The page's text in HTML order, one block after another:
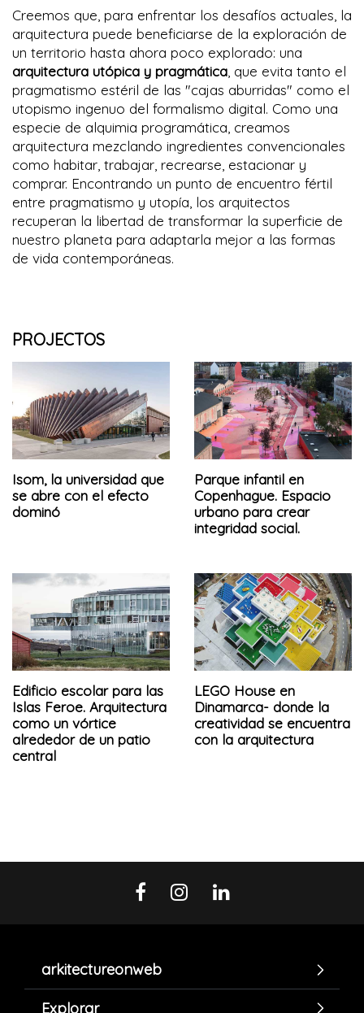
Creemos que, para enfrentar los desafíos actuales, la
arquitectura puede beneficiarse de la exploración de
un territorio hasta ahora poco explorado: una
arquitectura utópica y pragmática , que evita tanto el
pragmatismo estéril de las "cajas aburridas" como el
utopismo ingenuo del formalismo digital. Como una
especie de alquimia programática, creamos
arquitectura mezclando ingredientes convencionales
como habitar, trabajar, recrearse, estacionar y
comprar. Encontrando un punto de encuentro fértil
entre pragmatismo y utopía, los arquitectos
recuperan la libertad de transformar la superficie de
nuestro planeta para adaptarla mejor a las formas
de vida contemporáneas.
PROJECTOS
Isom, la universidad que
se abre con el efecto
dominó
Parque infantil en
Copenhague. Espacio
urbano para crear
integridad social.
Edificio escolar para las
Islas Feroe. Arquitectura
como un vórtice
alrededor de un patio
central
LEGO House en
Dinamarca- donde la
creatividad se encuentra
con la arquitectura
arkitectureonweb
Explorar